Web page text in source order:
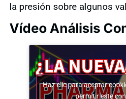
la presión sobre algunos
Vídeo Análisis
Haz clic para aceptar
permitir este